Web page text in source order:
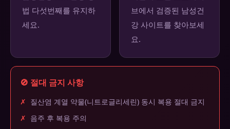
법 다섯번째를 유지하
세요.
브에서 검증된 남성건
강 사이트를 찾아보세
요.
🚫 절대 금지 사항
✗ 질산염 계열 약물(니트로글리세린) 동시 복용 절대 금지
✗ 음주 후 복용 주의